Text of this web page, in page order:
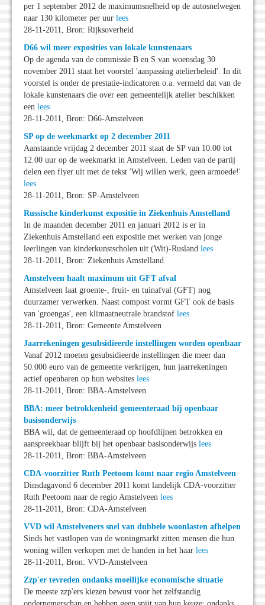
per 1 september 2012 de maximumsnelheid op de autosnelwegen
naar 130 kilometer per uur lees
28-11-2011, Bron: Rijksoverheid
D66 wil meer exposities van lokale kunstenaars
Op de agenda van de commissie B en S van woensdag 30
november 2011 staat het voorstel 'aanpassing atelierbeleid'. In dit
voorstel is onder de prestatie-indicatoren o.a. vermeld dat van de
lokale kunstenaars die over een gemeentelijk atelier beschikken
een lees
28-11-2011, Bron: D66-Amstelveen
SP op de weekmarkt op 2 december 2011
Aanstaande vrijdag 2 december 2011 staat de SP van 10.00 tot
12.00 uur op de weekmarkt in Amstelveen. Leden van de partij
delen een flyer uit met de tekst 'Wij willen werk, geen armoede!'
lees
28-11-2011, Bron: SP-Amstelveen
Russische kinderkunst expositie in Ziekenhuis Amstelland
In de maanden december 2011 en januari 2012 is er in
Ziekenhuis Amstelland een expositie met werken van jonge
leerlingen van kinderkunstscholen uit (Wit)-Rusland lees
28-11-2011, Bron: Ziekenhuis Amstelland
Amstelveen haalt maximum uit GFT afval
Amstelveen laat groente-, fruit- en tuinafval (GFT) nog
duurzamer verwerken. Naast compost vormt GFT ook de basis
van 'groengas', een klimaatneutrale brandstof lees
28-11-2011, Bron: Gemeente Amstelveen
Jaarrekeningen gesubsidieerde instellingen worden openbaar
Vanaf 2012 moeten gesubsidieerde instellingen die meer dan
50.000 euro van de gemeente verkrijgen, hun jaarrekeningen
actief openbaren op hun websites lees
28-11-2011, Bron: BBA-Amstelveen
BBA: meer betrokkenheid gemeenteraad bij openbaar
basisonderwijs
BBA wil, dat de gemeenteraad op hoofdlijnen betrokken en
aanspreekbaar blijft bij het openbaar basisonderwijs lees
28-11-2011, Bron: BBA-Amstelveen
CDA-voorzitter Ruth Peetoom komt naar regio Amstelveen
Dinsdagavond 6 december 2011 komt landelijk CDA-voorzitter
Ruth Peetoom naar de regio Amstelveen lees
28-11-2011, Bron: CDA-Amstelveen
VVD wil Amstelveners snel van dubbele woonlasten afhelpen
Sinds het vastlopen van de woningmarkt zitten mensen die hun
woning willen verkopen met de handen in het haar lees
28-11-2011, Bron: VVD-Amstelveen
Zzp'er tevreden ondanks moeilijke economische situatie
De meeste zzp'ers kiezen bewust voor het zelfstandig